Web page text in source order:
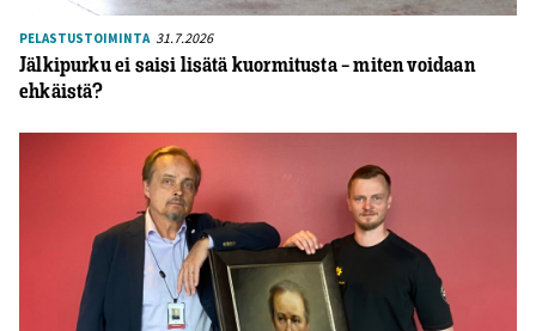
PELASTUSTOIMINTA 31.7.2026
Jälkipurku ei saisi lisätä kuormitusta – miten voidaan
ehkäistä?